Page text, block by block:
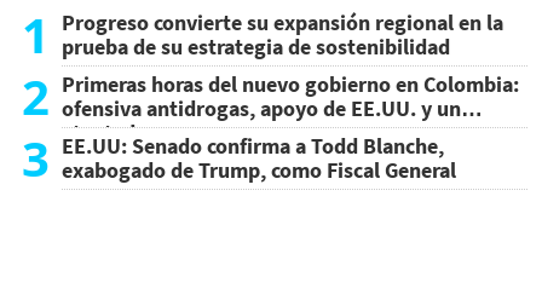
1
Progreso convierte su expansión regional en la
prueba de su estrategia de sostenibilidad
2 Primeras horas del nuevo gobierno en Colombia:
ofensiva antidrogas, apoyo de EE.UU. y un
atentado
3 EE.UU: Senado confirma a Todd Blanche,
exabogado de Trump, como Fiscal General